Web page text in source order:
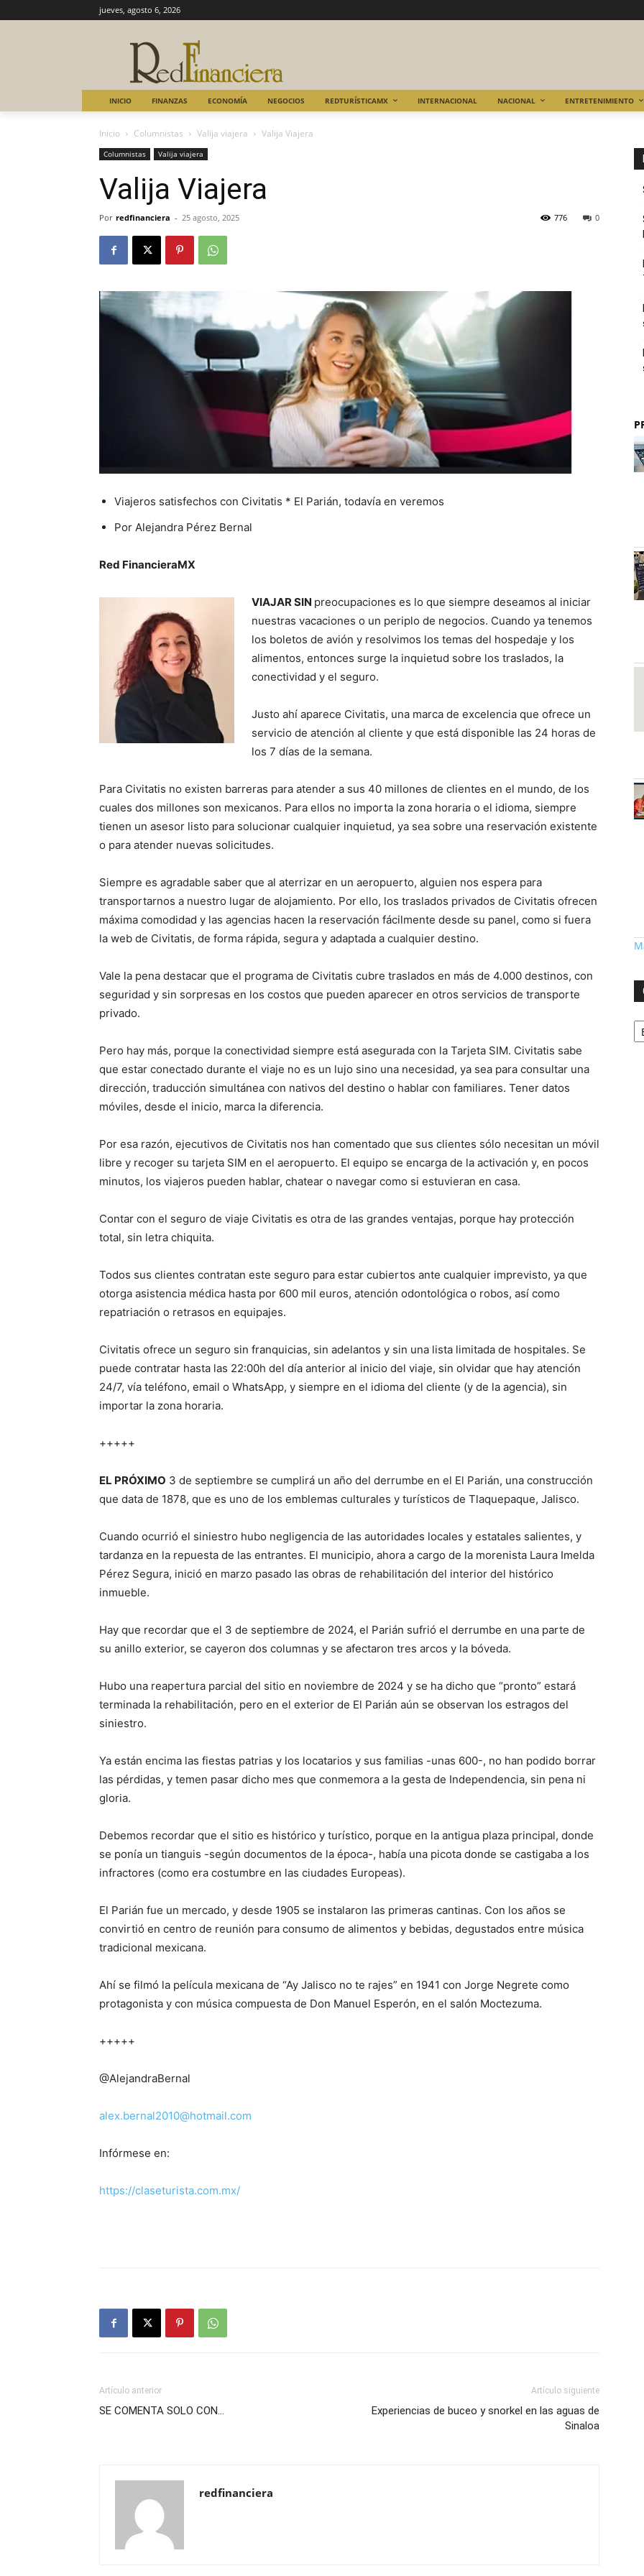
jueves, agosto 6, 2026
INICIO FINANZAS ECONOMÍA NEGOCIOS REDTURÍSTICAMX INTERNACIONAL NACIONAL ENTRETENIMIENTO
Inicio Columnistas Valija viajera Valija Viajera
Columnistas Valija viajera
Valija Viajera
Por redfinanciera - 25 agosto, 2025 0
776
Viajeros satisfechos con Civitatis * El Parián, todavía en veremos
Por Alejandra Pérez Bernal
Red FinancieraMX
VIAJAR SIN preocupaciones es lo que siempre deseamos al iniciar
nuestras vacaciones o un periplo de negocios. Cuando ya tenemos
los boletos de avión y resolvimos los temas del hospedaje y los
alimentos, entonces surge la inquietud sobre los traslados, la
conectividad y el seguro.
Justo ahí aparece Civitatis, una marca de excelencia que ofrece un
servicio de atención al cliente y que está disponible las 24 horas de
los 7 días de la semana.
Para Civitatis no existen barreras para atender a sus 40 millones de clientes en el mundo, de los
cuales dos millones son mexicanos. Para ellos no importa la zona horaria o el idioma, siempre
tienen un asesor listo para solucionar cualquier inquietud, ya sea sobre una reservación existente
o para atender nuevas solicitudes.
Siempre es agradable saber que al aterrizar en un aeropuerto, alguien nos espera para
transportarnos a nuestro lugar de alojamiento. Por ello, los traslados privados de Civitatis ofrecen
máxima comodidad y las agencias hacen la reservación fácilmente desde su panel, como si fuera
la web de Civitatis, de forma rápida, segura y adaptada a cualquier destino.
Vale la pena destacar que el programa de Civitatis cubre traslados en más de 4.000 destinos, con
seguridad y sin sorpresas en los costos que pueden aparecer en otros servicios de transporte
privado.
Pero hay más, porque la conectividad siempre está asegurada con la Tarjeta SIM. Civitatis sabe
que estar conectado durante el viaje no es un lujo sino una necesidad, ya sea para consultar una
dirección, traducción simultánea con nativos del destino o hablar con familiares. Tener datos
móviles, desde el inicio, marca la diferencia.
Por esa razón, ejecutivos de Civitatis nos han comentado que sus clientes sólo necesitan un móvil
libre y recoger su tarjeta SIM en el aeropuerto. El equipo se encarga de la activación y, en pocos
minutos, los viajeros pueden hablar, chatear o navegar como si estuvieran en casa.
Contar con el seguro de viaje Civitatis es otra de las grandes ventajas, porque hay protección
total, sin letra chiquita.
Todos sus clientes contratan este seguro para estar cubiertos ante cualquier imprevisto, ya que
otorga asistencia médica hasta por 600 mil euros, atención odontológica o robos, así como
repatriación o retrasos en equipajes.
Civitatis ofrece un seguro sin franquicias, sin adelantos y sin una lista limitada de hospitales. Se
puede contratar hasta las 22:00h del día anterior al inicio del viaje, sin olvidar que hay atención
24/7, vía teléfono, email o WhatsApp, y siempre en el idioma del cliente (y de la agencia), sin
importar la zona horaria.
+++++
EL PRÓXIMO 3 de septiembre se cumplirá un año del derrumbe en el El Parián, una construcción
que data de 1878, que es uno de los emblemas culturales y turísticos de Tlaquepaque, Jalisco.
Cuando ocurrió el siniestro hubo negligencia de las autoridades locales y estatales salientes, y
tardanza en la repuesta de las entrantes. El municipio, ahora a cargo de la morenista Laura Imelda
Pérez Segura, inició en marzo pasado las obras de rehabilitación del interior del histórico
inmueble.
Hay que recordar que el 3 de septiembre de 2024, el Parián sufrió el derrumbe en una parte de
su anillo exterior, se cayeron dos columnas y se afectaron tres arcos y la bóveda.
Hubo una reapertura parcial del sitio en noviembre de 2024 y se ha dicho que “pronto” estará
terminada la rehabilitación, pero en el exterior de El Parián aún se observan los estragos del
siniestro.
Ya están encima las fiestas patrias y los locatarios y sus familias -unas 600-, no han podido borrar
las pérdidas, y temen pasar dicho mes que conmemora a la gesta de Independencia, sin pena ni
gloria.
Debemos recordar que el sitio es histórico y turístico, porque en la antigua plaza principal, donde
se ponía un tianguis -según documentos de la época-, había una picota donde se castigaba a los
infractores (como era costumbre en las ciudades Europeas).
El Parián fue un mercado, y desde 1905 se instalaron las primeras cantinas. Con los años se
convirtió en centro de reunión para consumo de alimentos y bebidas, degustados entre música
tradicional mexicana.
Ahí se filmó la película mexicana de “Ay Jalisco no te rajes” en 1941 con Jorge Negrete como
protagonista y con música compuesta de Don Manuel Esperón, en el salón Moctezuma.
+++++
@AlejandraBernal
alex.bernal2010@hotmail.com
Infórmese en:
https://claseturista.com.mx/
Artículo anterior
SE COMENTA SOLO CON…
Artículo siguiente
Experiencias de buceo y snorkel en las aguas de
Sinaloa
redfinanciera